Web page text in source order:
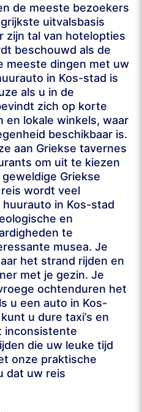
de meeste bezoekers
uitvalsbasis
zijn tal van hotelopties
beschouwd als de
meeste dingen met uw
in Kos-stad is
als u in de
zich op korte
en lokale winkels, waar
beschikbaar is.
aan Griekse tavernes
om uit te kiezen
Griekse
wordt veel
in Kos-stad
en
te
musea. Je
het strand rijden en
met je gezin. Je
ochtenduren het
u een auto in Kos-
u dure taxi’s en
inconsistente
die uw leuke tijd
onze praktische
dat uw reis